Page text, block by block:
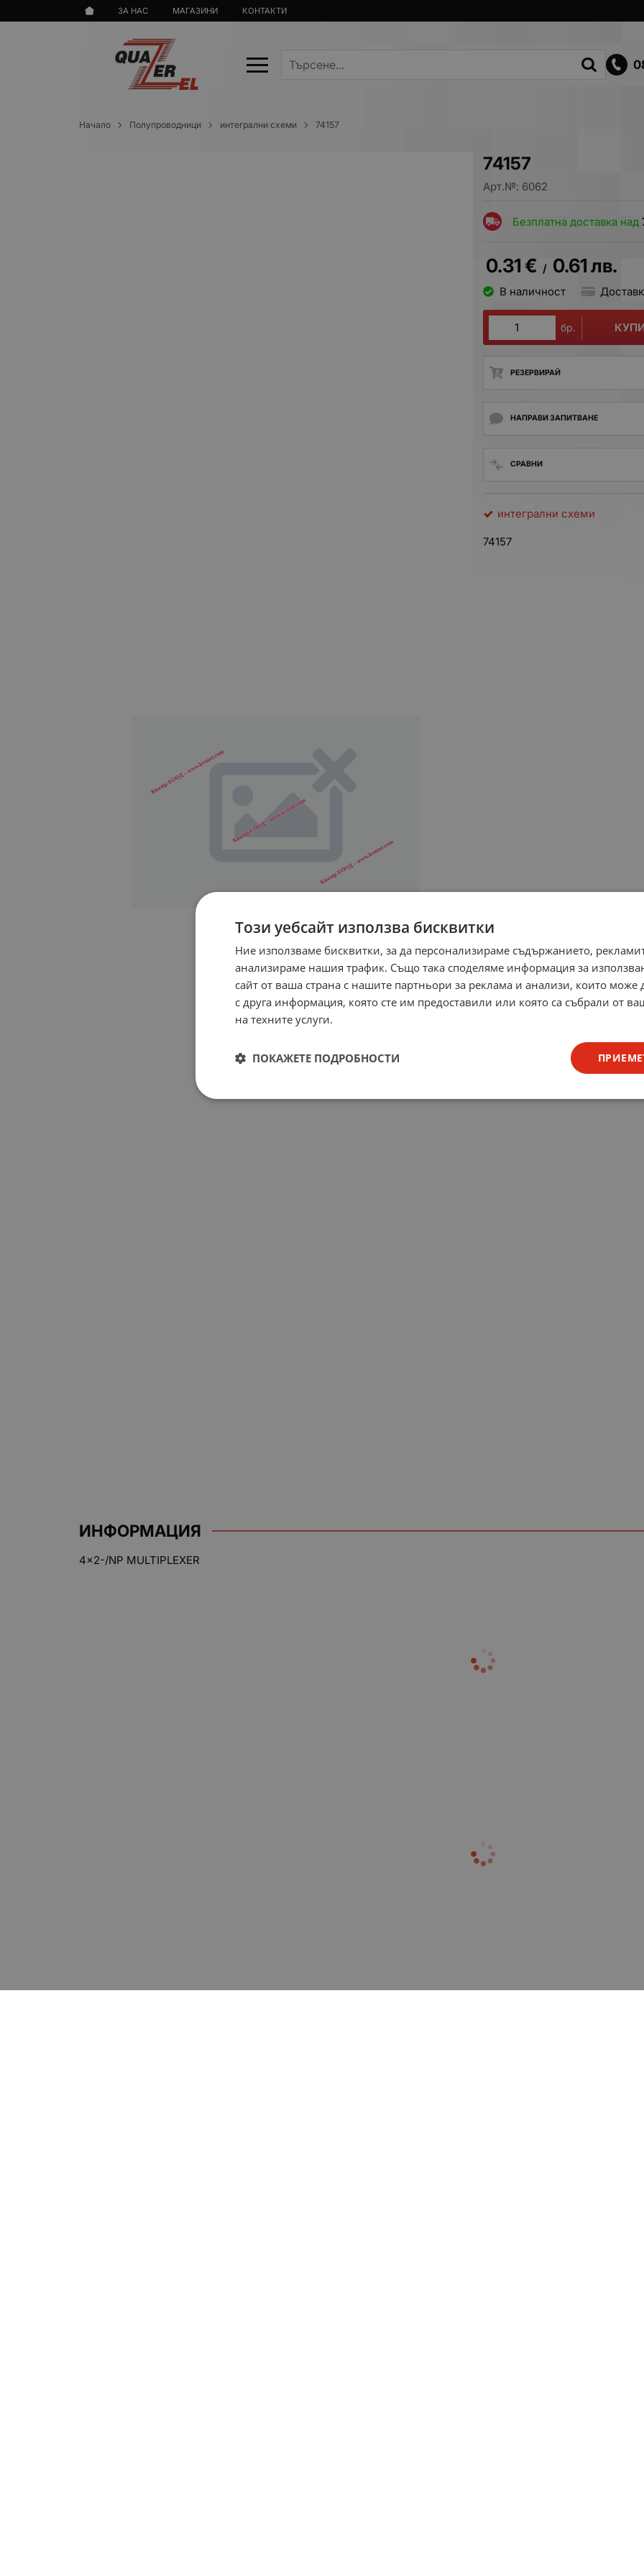
ЗА НАС МАГАЗИНИ КОНТАКТИ
Начало Полупроводници интегрални схеми 74157
74157
Арт.№: 6062
Безплатна доставка над
0.31 € / 0.61лв.
В наличност
бр.
РЕЗЕРВИРАЙ
НАПРАВИ ЗАПИТВАНЕ
СРАВНИ
интегрални схеми
74157
ИНФОРМАЦИЯ
4x2-/NP MULTIPLEXER
Този уебсайт използва бисквитки
Ние използваме бисквитки, за да персонализираме съдържанието,
анализираме нашия трафик. Също така споделяме информация за
сайт от ваша страна с нашите партньори за реклама и анализи, които може
с друга информация, която сте им предоставили или която са събрали от
на техните услуги.
ПОКАЖЕТЕ ПОДРОБНОСТИ